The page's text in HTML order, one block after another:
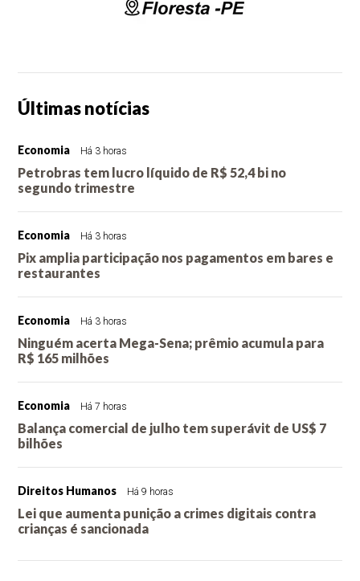
Últimas notícias
Economia Há 3 horas
Petrobras tem lucro líquido de R$ 52,4 bi no
segundo trimestre
Economia Há 3 horas
Pix amplia participação nos pagamentos em bares e
restaurantes
Economia Há 3 horas
Ninguém acerta Mega-Sena; prêmio acumula para
R$ 165 milhões
Economia Há 7 horas
Balança comercial de julho tem superávit de US$ 7
bilhões
Direitos Humanos Há 9 horas
Lei que aumenta punição a crimes digitais contra
crianças é sancionada